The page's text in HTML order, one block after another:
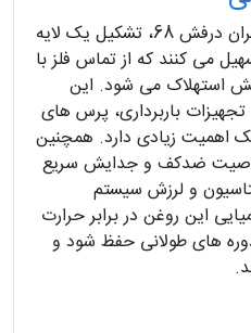
افزودنی های ضدسایش در بهران درفش 68، تشکیل یک لایه
می کنند که از تماس فلز با
استهلاک می شود. این
باربرداری، پرس های
اهمیت زیادی دارد. همچنین
ضدکف و جدایش سریع
و لرزش سیستم
این روغن در برابر حرارت
های طولانی حفظ شود و